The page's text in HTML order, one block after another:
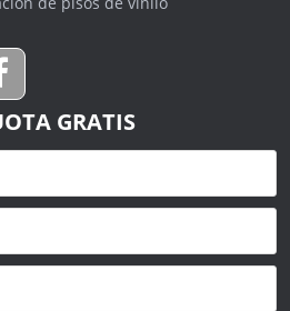
GRATIS